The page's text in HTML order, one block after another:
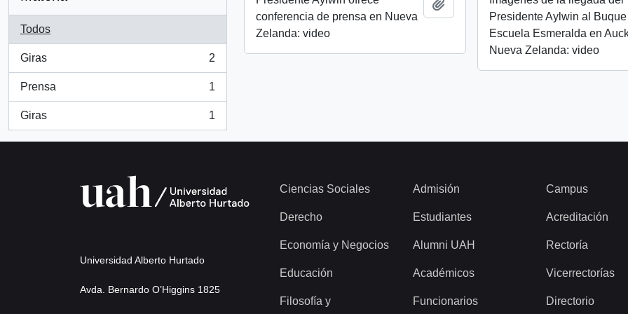
Todos
Giras
, 2 resultados
2
Prensa
, 1 resultados
1
Giras
, 1 resultados
1
conferencia de prensa en Nueva
Zelanda: video
Añadir al portapapeles
Presidente Aylwin al Buque
Escuela Esmeralda en
Nueva Zelanda: video
Universidad Alberto Hurtado
Avda. Bernardo O’Higgins 1825
Ciencias Sociales
Derecho
Economía y Negocios
Educación
Filosofía y
Admisión
Estudiantes
Alumni UAH
Académicos
Funcionarios
Campus
Acreditación
Rectoría
Vicerrectorías
Directorio